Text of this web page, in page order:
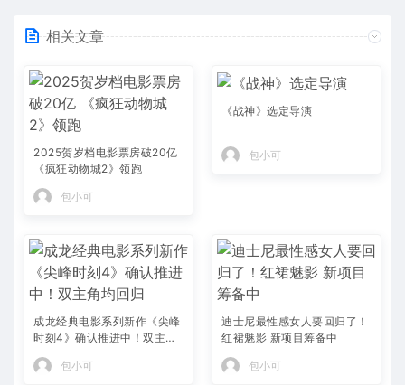
相关文章
2025贺岁档电影票房破20亿
《疯狂动物城2》领跑
包小可
《战神》选定导演
包小可
成龙经典电影系列新作《尖峰
时刻4》确认推进中！双主角
均回归
包小可
迪士尼最性感女人要回归了！
红裙魅影 新项目筹备中
包小可